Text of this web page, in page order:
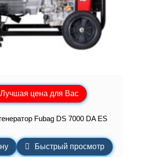
Лучшая цена для Вас
Fubag DS 7000 DA ES
Быстрый просмотр